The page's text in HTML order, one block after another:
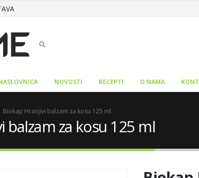
NOVOSTI RECEPTI O NAMA
Biokap Hranjivi balzam za kosu 125 ml
balzam za kosu 125 ml